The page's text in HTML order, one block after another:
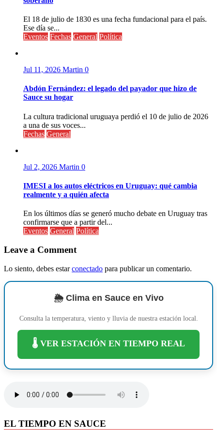
El 18 de julio de 1830 es una fecha fundacional para el país.
Ese día se...
Eventos Fechas General Política
Jul 11, 2026 Martin 0
Abdón Fernández: el legado del payador que hizo de
Sauce su hogar
La cultura tradicional uruguaya perdió el 10 de julio de 2026
a una de sus voces...
Fechas General
Jul 2, 2026 Martin 0
IMESI a los autos eléctricos en Uruguay: qué cambia
realmente y a quién afecta
En los últimos días se generó mucho debate en Uruguay tras
confirmarse que a partir del...
Eventos General Política
Leave a Comment
Lo siento, debes estarconectado para publicar un comentario.
🌦️ Clima en Sauce en Vivo
Consulta la temperatura, viento y lluvia de nuestra estación local.
🌡️ VER ESTACIÓN EN TIEMPO REAL
EL TIEMPO EN SAUCE